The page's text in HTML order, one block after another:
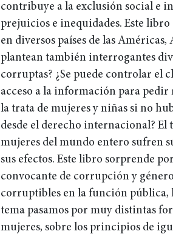
contribuye a la exclusión social e
prejuicios e inequidades. Este libro
en diversos países de las
plantean también interrogantes
corruptas? ¿Se puede controlar el
acceso a la información para
la trata de mujeres y niñas si no
desde el derecho internacional?
mujeres del mundo entero sufren
sus efectos. Este libro sorprende
convocante de corrupción y
corruptibles en la función pública,
tema pasamos por muy distintas
mujeres, sobre los principios de